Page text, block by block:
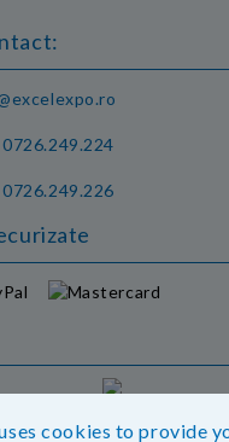
cookies to provide